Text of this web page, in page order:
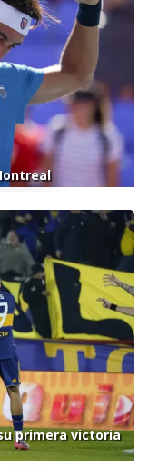
primera victoria